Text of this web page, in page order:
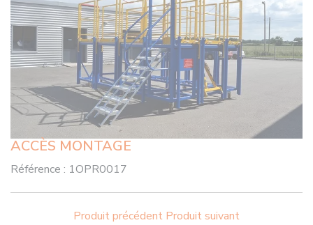
ACCÈS MONTAGE
Référence : 1OPR0017
Produit précédent Produit suivant